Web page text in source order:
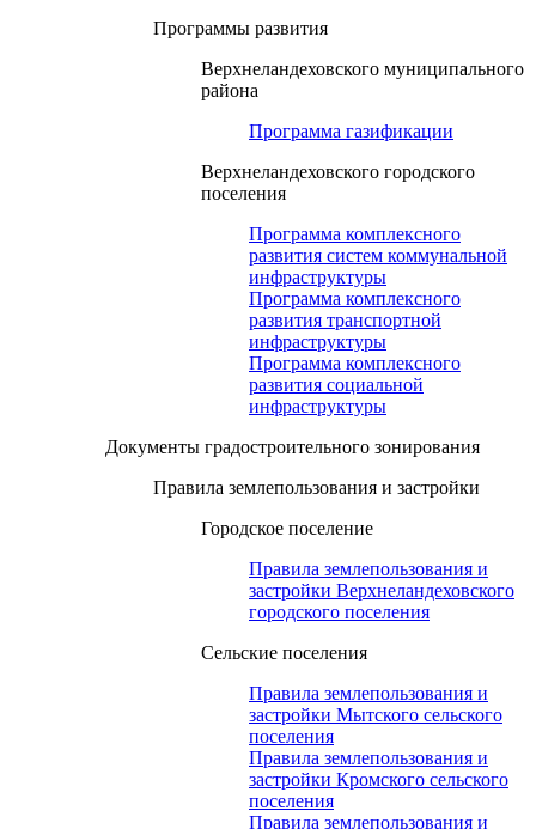
Программы развития
Верхнеландеховского муниципального
района
Программа газификации
Верхнеландеховского городского
поселения
Программа комплексного
развития систем коммунальной
инфраструктуры
Программа комплексного
развития транспортной
инфраструктуры
Программа комплексного
развития социальной
инфраструктуры
Документы градостроительного зонирования
Правила землепользования и застройки
Городское поселение
Правила землепользования и
застройки Верхнеландеховского
городского поселения
Сельские поселения
Правила землепользования и
застройки Мытского сельского
поселения
Правила землепользования и
застройки Кромского сельского
поселения
Правила землепользования и